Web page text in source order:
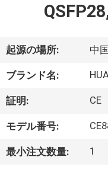
ビ
デ
オ
わ
起源の場所: 中国
ブランド名:
証明: CE
モデル番号:
最小注文数量: 1